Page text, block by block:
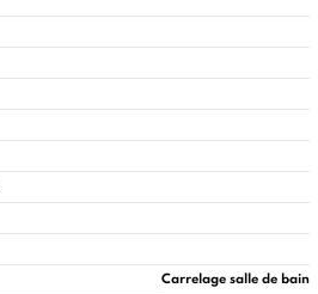
Carrelage salle de bain